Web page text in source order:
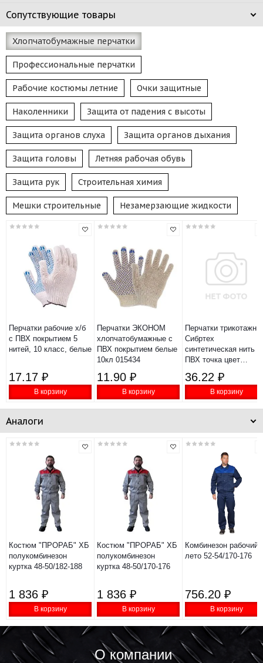
Сопутствующие товары
Хлопчатобумажные перчатки
Профессиональные перчатки
Рабочие костюмы летние Очки защитные
Наколенники Защита от падения с высоты
Защита органов слуха Защита органов дыхания
Защита головы Летняя рабочая обувь
Защита рук Строительная химия
Мешки строительные Незамерзающие жидкости
Перчатки рабочие х/б
с ПВХ покрытием 5
нитей, 10 класс, белые
17.17 ₽
В корзину
Перчатки ЭКОНОМ
хлопчатобумажные с
ПВХ покрытием белые
10кл 015434
11.90 ₽
В корзину
Перчатки
Сибртех
синтетическая нить
ПВХ точка цвет
67848
36.22 ₽
В корзину
Аналоги
Костюм "ПРОРАБ" ХБ
полукомбинезон
куртка 48-50/182-188
1 836 ₽
В корзину
Костюм "ПРОРАБ" ХБ
полукомбинезон
куртка 48-50/170-176
1 836 ₽
В корзину
Комбинезон рабочий
лето 52-54/170-176
756.20 ₽
В корзину
О компании